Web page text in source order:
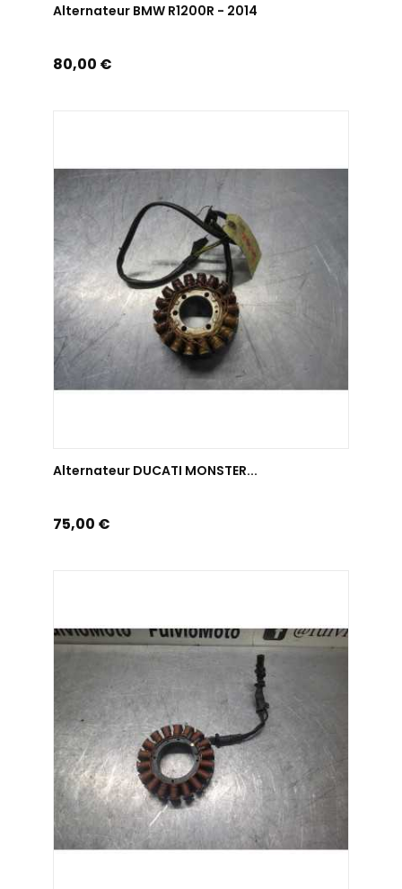
Alternateur BMW R1200R - 2014
Prix
80,00 €
Alternateur DUCATI MONSTER...
Prix
75,00 €